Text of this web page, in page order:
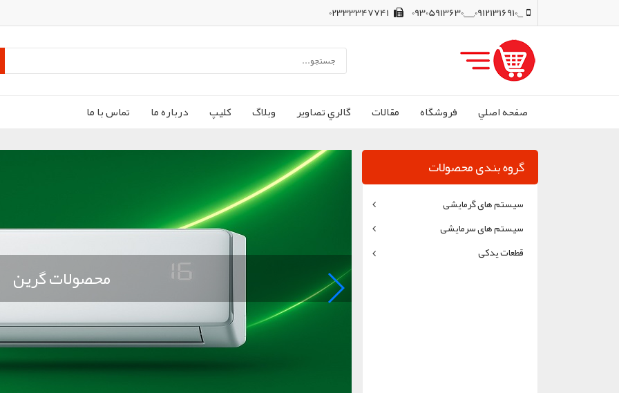
_,09121316910,__,09305913630
صفحه اصلي فروشگاه مقالات گالري تصاوير وبلاگ کليپ درباره ما تماس با ما
گروه بندی محصولات
سیستم های گرمایشی
سیستم های سرمایشی
قطعات یدکی
محصولات گرین